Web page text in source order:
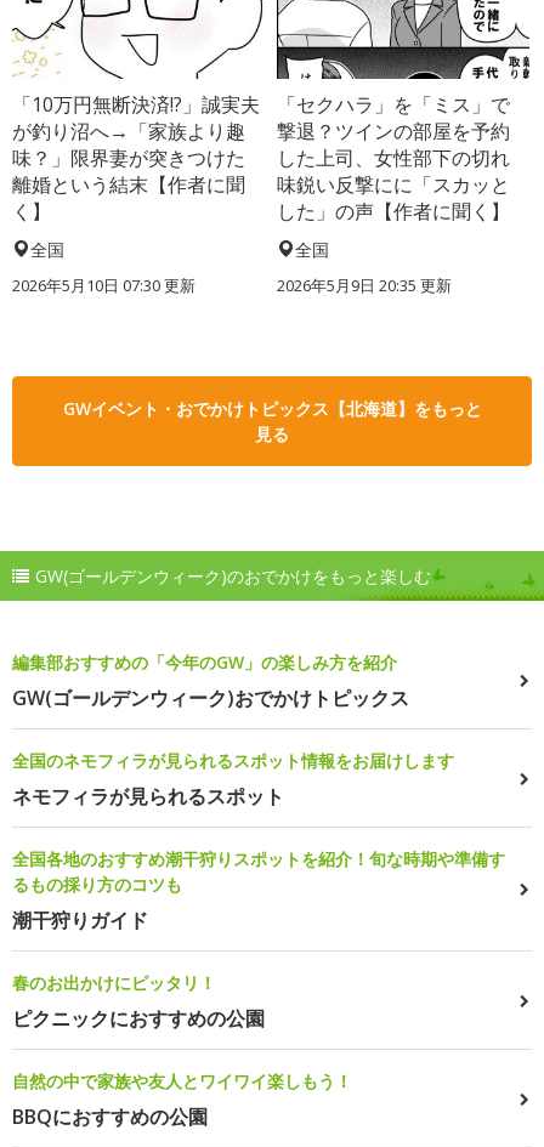
「10万円無断決済!?」誠実夫
が釣り沼へ→「家族より趣
味？」限界妻が突きつけた
離婚という結末【作者に聞
く】
全国
2026年5月10日 07:30 更新
「セクハラ」を「ミス」で
撃退？ツインの部屋を予約
した上司、女性部下の切れ
味鋭い反撃にに「スカッと
した」の声【作者に聞く】
全国
2026年5月9日 20:35 更新
GWイベント・おでかけトピックス【北海道】をもっと
見る
GW(ゴールデンウィーク)のおでかけをもっと楽しむ
編集部おすすめの「今年のGW」の楽しみ方を紹介
GW(ゴールデンウィーク)おでかけトピックス
全国のネモフィラが見られるスポット情報をお届けします
ネモフィラが見られるスポット
全国各地のおすすめ潮干狩りスポットを紹介！旬な時期や準備す
るもの採り方のコツも
潮干狩りガイド
春のお出かけにピッタリ！
ピクニックにおすすめの公園
自然の中で家族や友人とワイワイ楽しもう！
BBQにおすすめの公園